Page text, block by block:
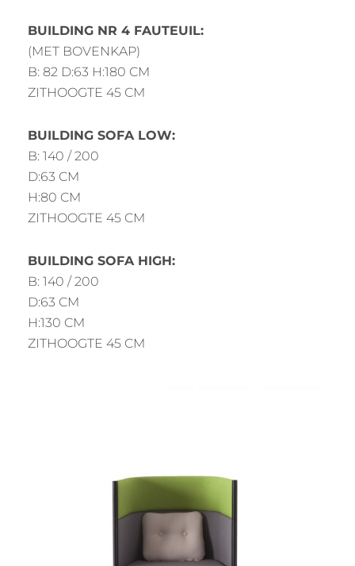
BUILDING NR 4 FAUTEUIL:
(MET BOVENKAP)
B: 82 D:63 H:180 CM
ZITHOOGTE 45 CM
BUILDING SOFA LOW:
B: 140 / 200
D:63 CM
H:80 CM
ZITHOOGTE 45 CM
BUILDING SOFA HIGH:
B: 140 / 200
D:63 CM
H:130 CM
ZITHOOGTE 45 CM